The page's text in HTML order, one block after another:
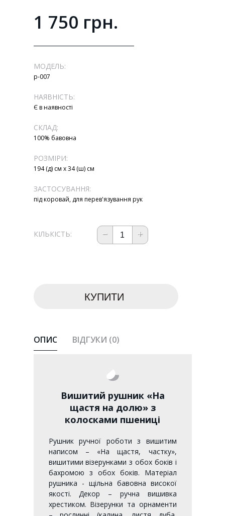
1 750 грн.
МОДЕЛЬ:
р-007
НАЯВНІСТЬ:
Є в наявності
СКЛАД:
100% бавовна
РОЗМІРИ:
194 (д) см х 34 (ш) см
ЗАСТОСУВАННЯ:
під коровай, для перев'язування рук
КІЛЬКІСТЬ:
ОПИС ВІДГУКИ (0)
Вишитий рушник «На
щастя на долю» з
колосками пшениці
Рушник ручної роботи з вишитим
написом – «На щастя, частку»,
вишитими візерунками з обох боків і
бахромою з обох боків. Матеріал
рушника - щільна бавовна високої
якості. Декор – ручна вишивка
хрестиком. Візерунки та орнаменти